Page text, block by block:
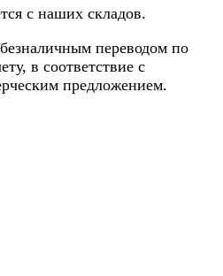
с наших складов.
переводом по
в соответствие с
предложением.